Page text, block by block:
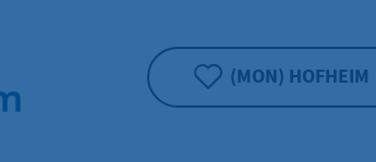
(MON) HOFHEIM